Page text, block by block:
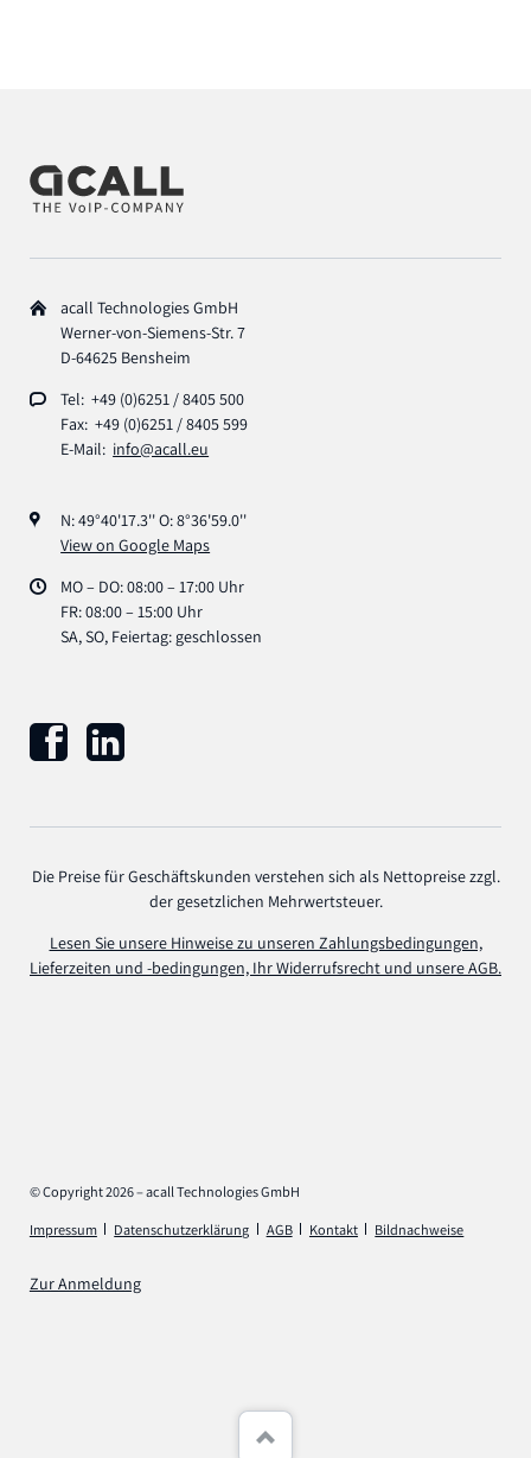
acall Technologies GmbH
Werner-von-Siemens-Str. 7
D-64625 Bensheim
Tel: +49 (0)6251 / 8405 500
Fax: +49 (0)6251 / 8405 599
E-Mail: info@acall.eu
N: 49°40'17.3'' O: 8°36'59.0''
View on Google Maps
MO – DO: 08:00 – 17:00 Uhr
FR: 08:00 – 15:00 Uhr
SA, SO, Feiertag: geschlossen
Die Preise für Geschäftskunden verstehen sich als Nettopreise zzgl.
der gesetzlichen Mehrwertsteuer.
Lesen Sie unsere Hinweise zu unseren Zahlungsbedingungen,
Lieferzeiten und -bedingungen, Ihr Widerrufsrecht und unsere AGB.
© Copyright 2026 – acall Technologies GmbH
Navigation
Impressum Datenschutzerklärung AGB Kontakt Bildnachweise
Zur Anmeldung